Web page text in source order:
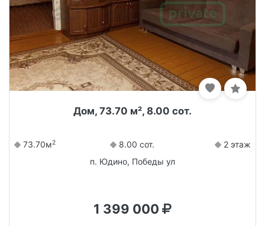
Дом, 73.70 м², 8.00 сот.
73.70м2 8.00 сот.
2 этаж
п. Юдино, Победы ул
1 399 000